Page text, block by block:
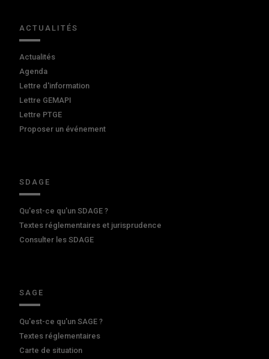
ACTUALITÉS
Actualités
Agenda
Lettre d'information
Lettre GEMAPI
Lettre PTGE
Proposer un événement
SDAGE
Qu'est-ce qu'un SDAGE ?
Textes réglementaires et jurisprudence
Consulter les SDAGE
SAGE
Qu'est-ce qu'un SAGE ?
Textes réglementaires
Carte de situation